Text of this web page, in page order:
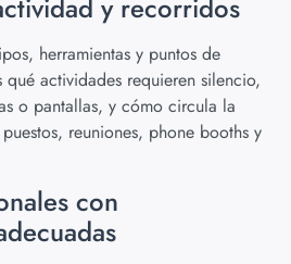
y recorridos
herramientas y puntos de
actividades requieren silencio,
o pantallas, y cómo circula la
reuniones, phone booths y
con